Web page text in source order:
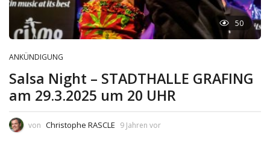
50
ANKÜNDIGUNG
Salsa Night – STADTHALLE GRAFING
am 29.3.2025 um 20 UHR
von Christophe RASCLE 9 Jahren vor